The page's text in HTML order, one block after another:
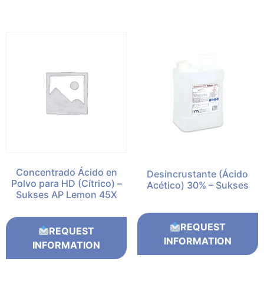
Concentrado Ácido en
Polvo para HD (Cítrico) –
Sukses AP Lemon 45X
REQUEST
INFORMATION
Desincrustante (Ácido
Acético) 30% – Sukses
REQUEST
INFORMATION